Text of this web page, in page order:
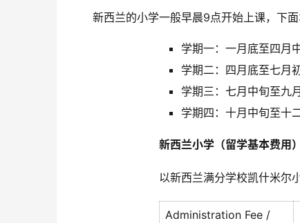
新西兰的小学一般早晨9点开始上课，下
学期一：一月底至四月
学期二：四月底至七月
学期三：七月中旬至九
学期四：十月中旬至十
新西兰小学（留学基本费用）
以新西兰满分学校凯什米尔
Administration Fee /